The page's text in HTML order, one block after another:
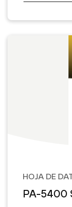
HOJA DE
PA-5400